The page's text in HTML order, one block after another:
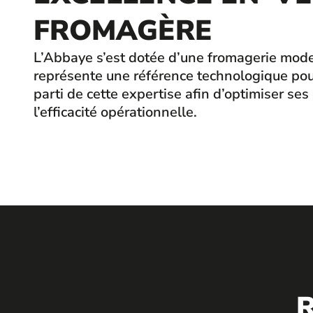
FROMAGÈRE
L’Abbaye s’est dotée d’une fromagerie
représente une référence technologique
parti de cette expertise afin d’optimiser
l’efficacité opérationnelle.